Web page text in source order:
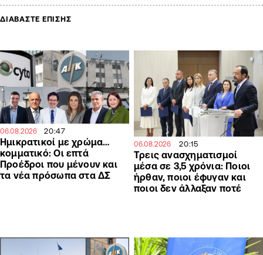
ΔΙΑΒΑΣΤΕ ΕΠΙΣΗΣ
06.08.2026 20:47
Ημικρατικοί με χρώμα…
κομματικό: Οι επτά
Προέδροι που μένουν και
τα νέα πρόσωπα στα ΔΣ
06.08.2026 20:15
Τρεις ανασχηματισμοί
μέσα σε 3,5 χρόνια: Ποιοι
ήρθαν, ποιοι έφυγαν και
ποιοι δεν άλλαξαν ποτέ